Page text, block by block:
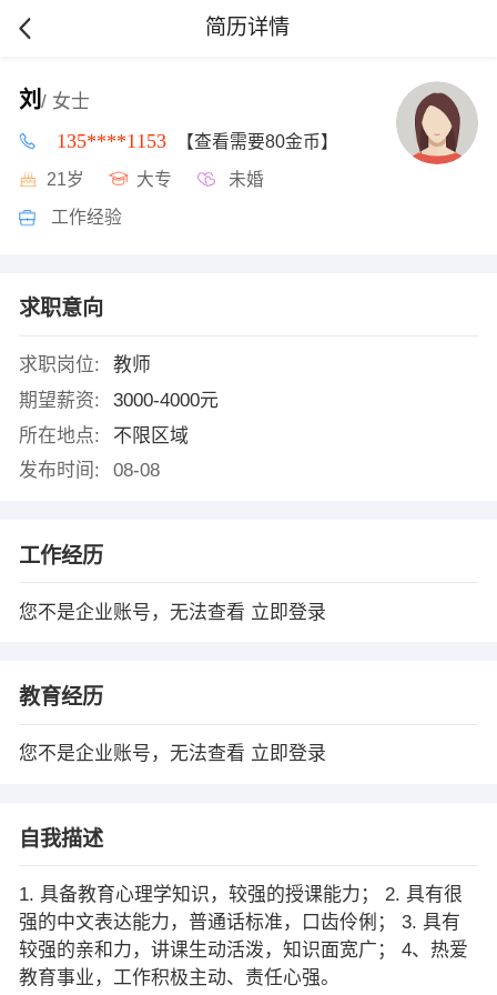
简历详情
刘 / 女士
135****1153 【查看需要80金币】
21岁 大专 未婚
工作经验
求职意向
求职岗位:
教师
期望薪资:
3000-4000元
所在地点:
不限区域
发布时间:
08-08
工作经历
您不是企业账号，无法查看 立即登录
教育经历
您不是企业账号，无法查看 立即登录
自我描述
1. 具备教育心理学知识，较强的授课能力； 2. 具有很
强的中文表达能力，普通话标准，口齿伶俐； 3. 具有
较强的亲和力，讲课生动活泼，知识面宽广； 4、热爱
教育事业，工作积极主动、责任心强。